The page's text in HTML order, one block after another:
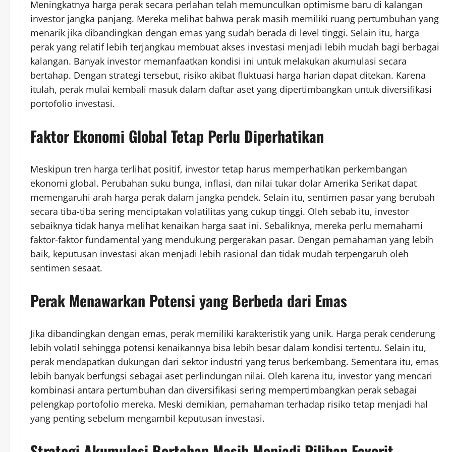
Meningkatnya harga perak secara perlahan telah memunculkan optimisme baru di kalangan
investor jangka panjang. Mereka melihat bahwa perak masih memiliki ruang pertumbuhan yang
menarik jika dibandingkan dengan emas yang sudah berada di level tinggi. Selain itu, harga
perak yang relatif lebih terjangkau membuat akses investasi menjadi lebih mudah bagi berbagai
kalangan. Banyak investor memanfaatkan kondisi ini untuk melakukan akumulasi secara
bertahap. Dengan strategi tersebut, risiko akibat fluktuasi harga harian dapat ditekan. Karena
itulah, perak mulai kembali masuk dalam daftar aset yang dipertimbangkan untuk diversifikasi
portofolio investasi.
Faktor Ekonomi Global Tetap Perlu Diperhatikan
Meskipun tren harga terlihat positif, investor tetap harus memperhatikan perkembangan
ekonomi global. Perubahan suku bunga, inflasi, dan nilai tukar dolar Amerika Serikat dapat
memengaruhi arah harga perak dalam jangka pendek. Selain itu, sentimen pasar yang berubah
secara tiba-tiba sering menciptakan volatilitas yang cukup tinggi. Oleh sebab itu, investor
sebaiknya tidak hanya melihat kenaikan harga saat ini. Sebaliknya, mereka perlu memahami
faktor-faktor fundamental yang mendukung pergerakan pasar. Dengan pemahaman yang lebih
baik, keputusan investasi akan menjadi lebih rasional dan tidak mudah terpengaruh oleh
sentimen sesaat.
Perak Menawarkan Potensi yang Berbeda dari Emas
Jika dibandingkan dengan emas, perak memiliki karakteristik yang unik. Harga perak cenderung
lebih volatil sehingga potensi kenaikannya bisa lebih besar dalam kondisi tertentu. Selain itu,
perak mendapatkan dukungan dari sektor industri yang terus berkembang. Sementara itu, emas
lebih banyak berfungsi sebagai aset perlindungan nilai. Oleh karena itu, investor yang mencari
kombinasi antara pertumbuhan dan diversifikasi sering mempertimbangkan perak sebagai
pelengkap portofolio mereka. Meski demikian, pemahaman terhadap risiko tetap menjadi hal
yang penting sebelum mengambil keputusan investasi.